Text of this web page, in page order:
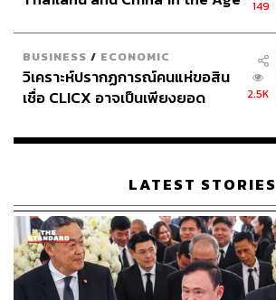
149
BUSINESS / ECONOMIC
วิเคราะห์ปรากฏการณ์คนแห่ขอสิน
เชื่อ CLICX อาจเป็นเพียงยอด
เรือนไทยที่ถูกซุกไว้
2.5K
LATEST STORIES